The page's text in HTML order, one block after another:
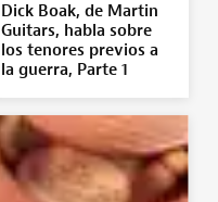
Dick Boak, de Martin
Guitars, habla sobre
los tenores previos a
la guerra, Parte 1